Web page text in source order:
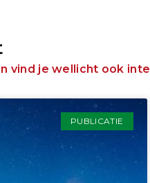
vind je wellicht ook
PUBLICATIE